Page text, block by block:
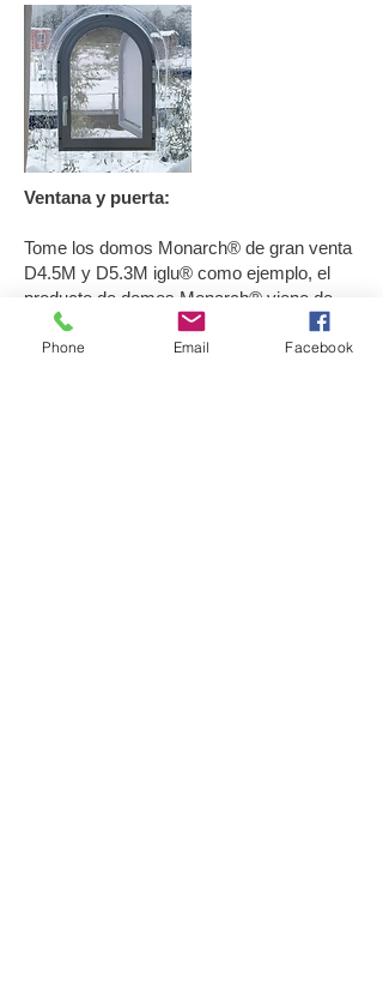
Ventana y puerta:
Tome los domos Monarch® de gran venta
D4.5M y D5.3M iglu® como ejemplo, el
producto de domos Monarch® viene de
serie con una puerta y dos ventanas, y las
ventanas y puertas están equipadas con
Phone Email Facebook